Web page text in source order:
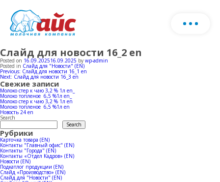
Download products catalog
About us
Production
Milk production
Ice-cream production
Horeca
Farm
Herd
Production
Milk production
News
Слайд для новости 16_2 en
Posted on 16.09.202516.09.2025 by wp-admin
Posted in Слайд для "Новости" (EN)
Post
navigation
Previous: Слайд для новости 16_1 en
Next: Слайд для новости 16_3 en
Свежие записи
Молоко стер к чаю 3,2 % 1л en_
Молоко топленое 6,5 %1л en_
Молоко стер к чаю 3,2 % 1л en
Молоко топленое 6,5 %1л en
Новость 24 en
Search
Search
Рубрики
Карточка товара (EN)
Контакты "Главный офис" (EN)
Контакты "Города" (EN)
Контакты «Отдел Кадров» (EN)
Новости (EN)
Подкатлог продукции (EN)
Слайд «Производство» (EN)
Слайд для "Новости" (EN)